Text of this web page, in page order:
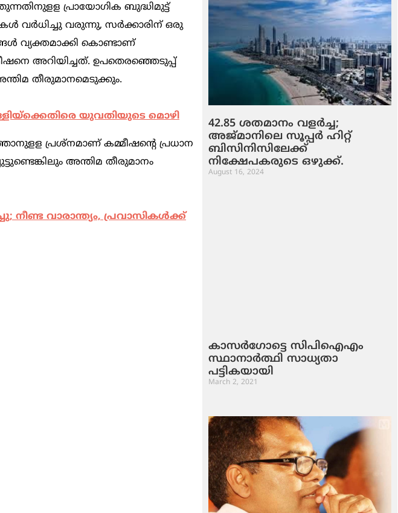
പ്രായോഗിക ബുദ്ധിമുട്ട്
വര്‍ധിച്ചു വരുന്നു, സര്‍ക്കാരിന് ഒരു
വ്യക്തമാക്കി കൊണ്ടാണ്
അറിയിച്ചത്. ഉപതെരഞ്ഞെടുപ്പ്
തീരുമാനമെടുക്കും.
യുവതിയുടെ മൊഴി
പ്രശ്നമാണ് കമ്മീഷന്‍റെ പ്രധാന
അന്തിമ തീരുമാനം
വാരാന്ത്യം, പ്രവാസികൾക്ക്
42.85 ശതമാനം വളർച്ച;
അജ്മാനിലെ സൂപ്പർ ഹിറ്റ്
ബിസിനിസിലേക്ക്
നിക്ഷേപകരുടെ ഒഴുക്ക്.
August 16, 2024
കാസര്‍ഗോട്ടെ സിപിഐഎം
സ്ഥാനാര്‍ത്ഥി സാധ്യതാ
പട്ടികയായി
March 2, 2021